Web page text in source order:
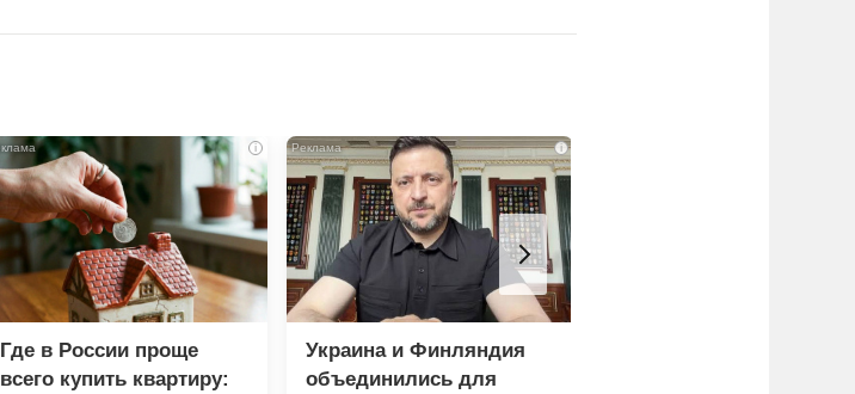
i
Где в России проще
всего купить квартиру:
i
Украина и Финляндия
объединились для